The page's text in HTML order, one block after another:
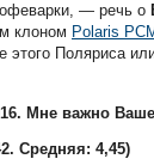
— речь о
клоном Polaris
Поляриса
Мне важно
. Средняя: 4,45)